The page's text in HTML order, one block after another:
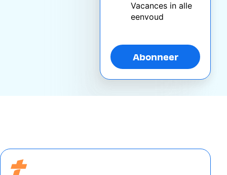
Vacances in alle
eenvoud
Abonneer